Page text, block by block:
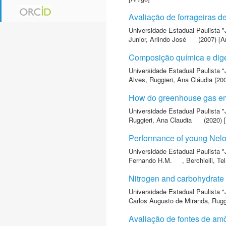
Avaliação de forrageiras
Universidade Estadual Paulista
Junior, Arlindo José
(2007)
Composição química e
Universidade Estadual Paulista
Alves, Ruggieri, Ana Cláudia
How do greenhouse gas
Universidade Estadual Paulista
Ruggieri, Ana Claudia
(2020)
Performance of young
Universidade Estadual Paulista
Fernando H.M.
, Berchielli,
Nitrogen and
Universidade Estadual Paulista
Carlos Augusto de Miranda,
Avaliação de fontes de